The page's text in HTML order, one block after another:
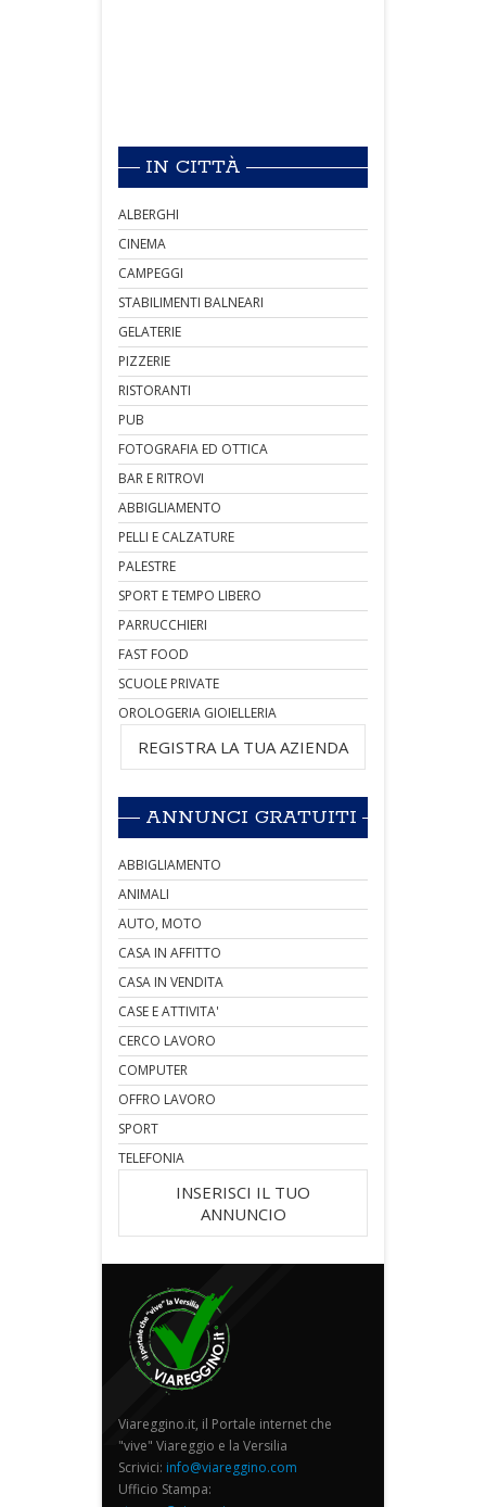
IN CITTÀ
ALBERGHI
CINEMA
CAMPEGGI
STABILIMENTI BALNEARI
GELATERIE
PIZZERIE
RISTORANTI
PUB
FOTOGRAFIA ED OTTICA
BAR E RITROVI
ABBIGLIAMENTO
PELLI E CALZATURE
PALESTRE
SPORT E TEMPO LIBERO
PARRUCCHIERI
FAST FOOD
SCUOLE PRIVATE
OROLOGERIA GIOIELLERIA
REGISTRA LA TUA AZIENDA
ANNUNCI GRATUITI
ABBIGLIAMENTO
ANIMALI
AUTO, MOTO
CASA IN AFFITTO
CASA IN VENDITA
CASE E ATTIVITA'
CERCO LAVORO
COMPUTER
OFFRO LAVORO
SPORT
TELEFONIA
INSERISCI IL TUO
ANNUNCIO
Viareggino.it, il Portale internet che
"vive" Viareggio e la Versilia
Scrivici: info@viareggino.com
Ufficio Stampa: